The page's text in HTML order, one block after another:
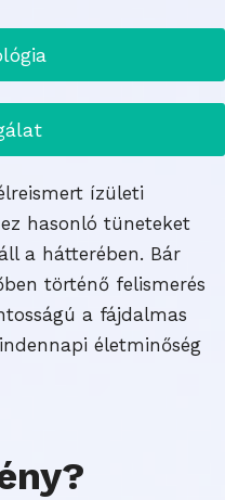
ízületi
hasonló tüneteket
a hátterében. Bár
történő felismerés
a fájdalmas
életminőség